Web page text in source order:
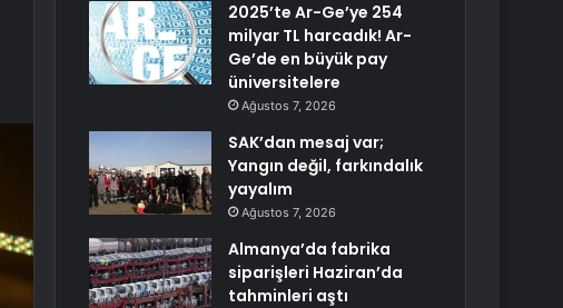
2025’te Ar-Ge’ye 254
milyar TL harcadık! Ar-
Ge’de en büyük pay
üniversitelere
Ağustos 7, 2026
SAK’dan mesaj var;
Yangın değil, farkındalık
yayalım
Ağustos 7, 2026
Almanya’da fabrika
siparişleri Haziran’da
tahminleri aştı